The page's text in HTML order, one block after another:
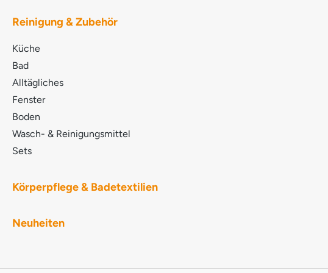
POLYGLUCOSE PARFUM Ätherische Öle
Methoxymethylbutanol POTASSIUM COCOATE
LACTIC ACID SODIUM HYDROXIDE LINALOOL
D,L-alpha-Pinen MYRISTYL ALCOHOL NATRIUM-
Reinigung & Zubehör
Küche
Bad
Alltägliches
Fenster
Boden
Wasch- & Reinigungsmittel
Sets
Körperpflege & Badetextilien
Neuheiten